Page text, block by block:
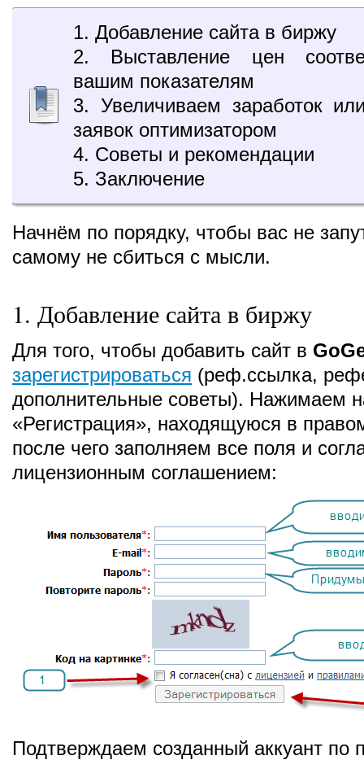
1. Добавление сайта в биржу
2. Выставление цен
вашим показателям
3. Увеличиваем заработок
заявок оптимизатором
4. Советы и рекомендации
5. Заключение
Начнём по порядку, чтобы вас не
самому не сбиться с мысли.
1. Добавление сайта в биржу
Для того, чтобы добавить сайт в
зарегистрироваться (реф.ссылка,
дополнительные советы). Нажимаем
«Регистрация», находящуюся в
после чего заполняем все поля и
лицензионным соглашением:
Подтверждаем созданный аккуант по